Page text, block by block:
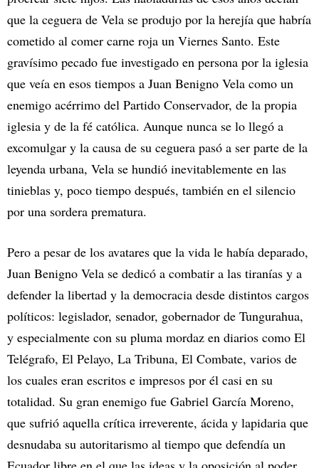
que la ceguera de Vela se produjo por la herejía que habría
cometido al comer carne roja un Viernes Santo. Este
gravísimo pecado fue investigado en persona por la iglesia
que veía en esos tiempos a Juan Benigno Vela como un
enemigo acérrimo del Partido Conservador, de la propia
iglesia y de la fé católica. Aunque nunca se lo llegó a
excomulgar y la causa de su ceguera pasó a ser parte de la
leyenda urbana, Vela se hundió inevitablemente en las
tinieblas y, poco tiempo después, también en el silencio
por una sordera prematura.
Pero a pesar de los avatares que la vida le había deparado,
Juan Benigno Vela se dedicó a combatir a las tiranías y a
defender la libertad y la democracia desde distintos cargos
políticos: legislador, senador, gobernador de Tungurahua,
y especialmente con su pluma mordaz en diarios como El
Telégrafo, El Pelayo, La Tribuna, El Combate, varios de
los cuales eran escritos e impresos por él casi en su
totalidad. Su gran enemigo fue Gabriel García Moreno,
que sufrió aquella crítica irreverente, ácida y lapidaria que
desnudaba su autoritarismo al tiempo que defendía un